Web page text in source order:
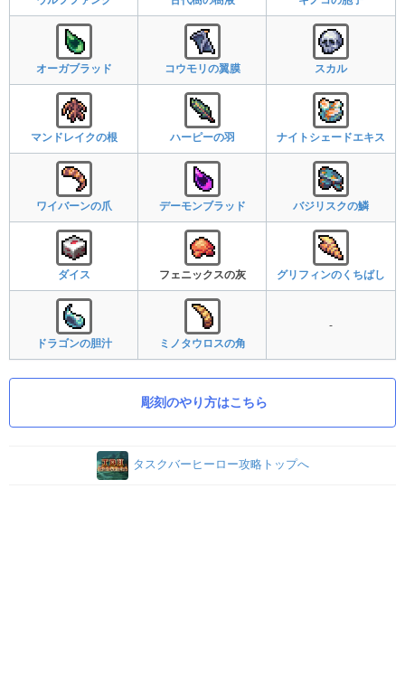
オーガブラッド コウモリの翼膜 スカル
マンドレイクの根 ハーピーの羽 ナイトシェードエキス
ワイバーンの爪 デーモンブラッド バジリスクの鱗
ダイス フェニックスの灰 グリフィンのくちばし
ドラゴンの胆汁 ミノタウロスの角
-
彫刻のやり方はこちら
タスクバーヒーロー攻略トップへ